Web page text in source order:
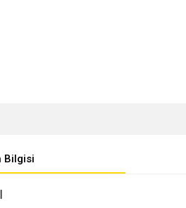
Bilgisi